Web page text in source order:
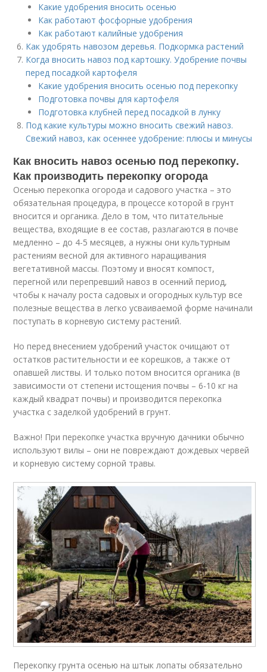
Какие удобрения вносить осенью
Как работают фосфорные удобрения
Как работают калийные удобрения
Как удобрять навозом деревья. Подкормка растений
Когда вносить навоз под картошку. Удобрение почвы
перед посадкой картофеля
Какие удобрения вносить осенью под перекопку
Подготовка почвы для картофеля
Подготовка клубней перед посадкой в лунку
Под какие культуры можно вносить свежий навоз.
Свежий навоз, как осеннее удобрение: плюсы и минусы
Как вносить навоз осенью под перекопку.
Как производить перекопку огорода
Осенью перекопка огорода и садового участка – это
обязательная процедура, в процессе которой в грунт
вносится и органика. Дело в том, что питательные
вещества, входящие в ее состав, разлагаются в почве
медленно – до 4-5 месяцев, а нужны они культурным
растениям весной для активного наращивания
вегетативной массы. Поэтому и вносят компост,
перегной или перепревший навоз в осенний период,
чтобы к началу роста садовых и огородных культур все
полезные вещества в легко усваиваемой форме начинали
поступать в корневую систему растений.
Но перед внесением удобрений участок очищают от
остатков растительности и ее корешков, а также от
опавшей листвы. И только потом вносится органика (в
зависимости от степени истощения почвы – 6-10 кг на
каждый квадрат почвы) и производится перекопка
участка с заделкой удобрений в грунт.
Важно! При перекопке участка вручную дачники обычно
используют вилы – они не повреждают дождевых червей
и корневую систему сорной травы.
Перекопку грунта осенью на штык лопаты обязательно